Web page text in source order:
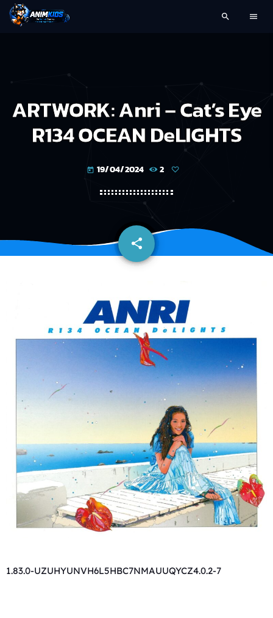
search menu
ARTWORK: Anri – Cat’s Eye
R134 OCEAN DeLIGHTS
today 19/04/2024 2
share
email
1.83.0-UZUHYUNVH6L5HBC7NMAUUQYCZ4.0.2-7